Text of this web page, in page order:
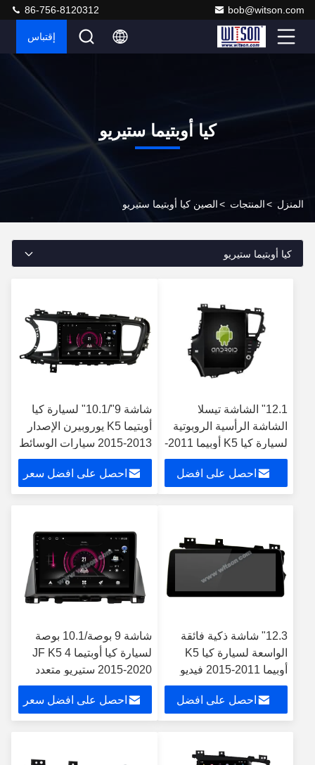
bob@witson.com
86-756-8120312
إقتباس
كيا أوبتيما ستيريو
المنزل >المنتجات >الصين كيا أوبتيما ستيريو
كيا أوبتيما ستيريو
12.1" الشاشة تيسلا
الشاشة الرأسية الروبوتية
لسيارة كيا K5 أوبيما 2011-
2021 سيارات الوسائط
المتعددة ستيريو جي بي
إس Carplay Player
احصل على افضل
شاشة 9"/10.1" لسيارة كيا
أوبتيما K5 يوروبيرن الإصدار
2013-2015 سيارات الوسائط
المتعددة ستيريو
احصل على افضل سعر
12.3" شاشة ذكية فائقة
الواسعة لسيارة كيا K5
أوبيما 2011-2015 فيديو
السيارة لمسة QLED
ستيريو الوسائط المتعددة
احصل على افضل
شاشة 9 بوصة/10.1 بوصة
لسيارة كيا أوبتيما 4 JF K5
2015-2020 ستيريو متعدد
الوسائط للسيارة
احصل على افضل سعر